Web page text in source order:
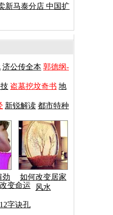
新马泰分店 中国扩
济公传全本 郭德纲-
盗墓挖坟奇书 地
新锐解读 都市特种
劲
如何改变居家
风水
变命运
字诀孔